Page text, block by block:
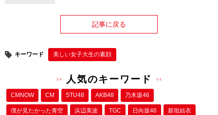
記事に戻る
キーワード 美しい女子大生の素顔
人気のキーワード
CMNOW CM STU48 AKB48 乃木坂46
僕が⾒たかった⻘空 浜辺美波 TGC 日向坂46 新垣結衣